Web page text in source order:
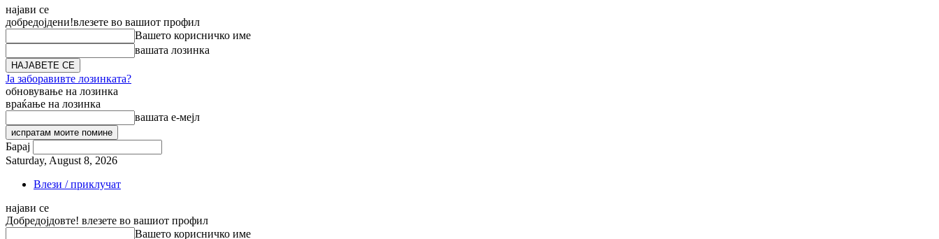
најави се
добредојдени!влезете во вашиот профил
Вашето корисничко име
вашата лозинка
Ја заборавивте лозинката?
обновување на лозинка
враќање на лозинка
вашата е-мејл
Барај
Saturday, August 8, 2026
Влези / приклучат
најави се
Добредојдовте! влезете во вашиот профил
Вашето корисничко име